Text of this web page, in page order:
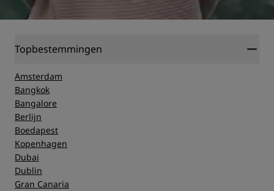
Topbestemmingen
Amsterdam
Bangkok
Bangalore
Berlijn
Boedapest
Kopenhagen
Dubai
Dublin
Gran Canaria